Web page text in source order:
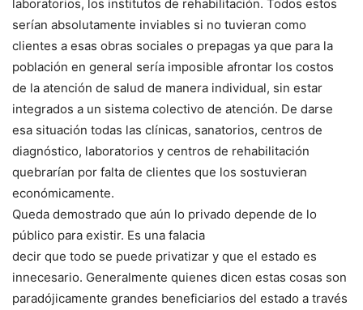
laboratorios, los institutos de rehabilitación. Todos estos
serían absolutamente inviables si no tuvieran como
clientes a esas obras sociales o prepagas ya que para la
población en general sería imposible afrontar los costos
de la atención de salud de manera individual, sin estar
integrados a un sistema colectivo de atención. De darse
esa situación todas las clínicas, sanatorios, centros de
diagnóstico, laboratorios y centros de rehabilitación
quebrarían por falta de clientes que los sostuvieran
económicamente.
Queda demostrado que aún lo privado depende de lo
público para existir. Es una falacia
decir que todo se puede privatizar y que el estado es
innecesario. Generalmente quienes dicen estas cosas son
paradójicamente grandes beneficiarios del estado a través